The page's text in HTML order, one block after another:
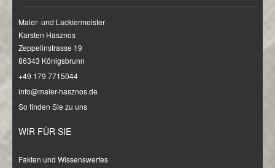
Maler- und Lackiermeister
Karsten Hasznos
Zeppelinstrasse 19
86343 Königsbrunn
+49 179 7715044
info@maler-hasznos.de
So finden Sie zu uns
WIR FÜR SIE
Fakten und Wissenswertes